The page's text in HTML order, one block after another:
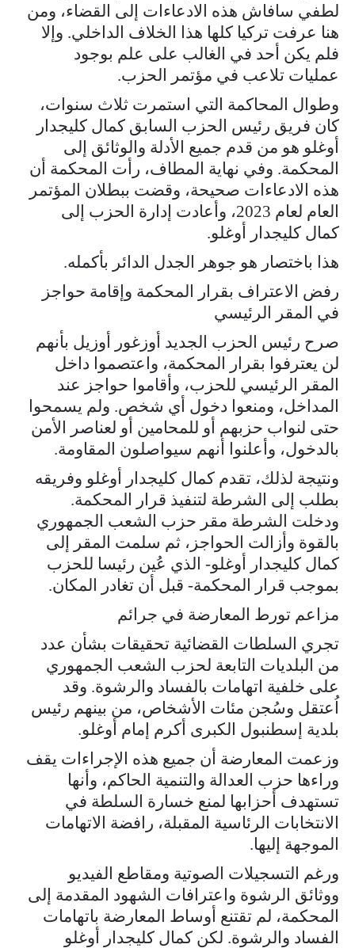
لطفي سافاش هذه الادعاءات إلى القضاء، ومن
هنا عرفت تركيا كلها هذا الخلاف الداخلي. وإلا
فلم يكن أحد في الغالب على علم بوجود
عمليات تلاعب في مؤتمر الحزب.
وطوال المحاكمة التي استمرت ثلاث سنوات،
كان فريق رئيس الحزب السابق كمال كليجدار
أوغلو هو من قدم جميع الأدلة والوثائق إلى
المحكمة. وفي نهاية المطاف، رأت المحكمة أن
هذه الادعاءات صحيحة، وقضت ببطلان المؤتمر
العام لعام 2023، وأعادت إدارة الحزب إلى
كمال كليجدار أوغلو.
هذا باختصار هو جوهر الجدل الدائر بأكمله.
رفض الاعتراف بقرار المحكمة وإقامة حواجز
في المقر الرئيسي
صرح رئيس الحزب الجديد أوزغور أوزيل بأنهم
لن يعترفوا بقرار المحكمة، واعتصموا داخل
المقر الرئيسي للحزب، وأقاموا حواجز عند
المداخل، ومنعوا دخول أي شخص. ولم يسمحوا
حتى لنواب حزبهم أو للمحامين أو لعناصر الأمن
بالدخول، وأعلنوا أنهم سيواصلون المقاومة.
ونتيجة لذلك، تقدم كمال كليجدار أوغلو وفريقه
بطلب إلى الشرطة لتنفيذ قرار المحكمة.
ودخلت الشرطة مقر حزب الشعب الجمهوري
بالقوة وأزالت الحواجز، ثم سلمت المقر إلى
كمال كليجدار أوغلو- الذي عُين رئيسا للحزب
بموجب قرار المحكمة- قبل أن تغادر المكان.
مزاعم تورط المعارضة في جرائم
تجري السلطات القضائية تحقيقات بشأن عدد
من البلديات التابعة لحزب الشعب الجمهوري
على خلفية اتهامات بالفساد والرشوة. وقد
اُعتقل وسُجن مئات الأشخاص، من بينهم رئيس
بلدية إسطنبول الكبرى أكرم إمام أوغلو.
وزعمت المعارضة أن جميع هذه الإجراءات يقف
وراءها حزب العدالة والتنمية الحاكم، وأنها
تستهدف أحزابها لمنع خسارة السلطة في
الانتخابات الرئاسية المقبلة، رافضة الاتهامات
الموجهة إليها.
ورغم التسجيلات الصوتية ومقاطع الفيديو
ووثائق الرشوة واعترافات الشهود المقدمة إلى
المحكمة، لم تقتنع أوساط المعارضة باتهامات
الفساد والرشوة. لكن كمال كليجدار أوغلو